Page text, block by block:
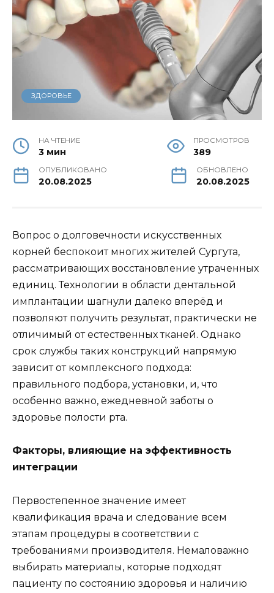
ЗДОРОВЬЕ
НА ЧТЕНИЕ
3 мин
ПРОСМОТРОВ
389
ОПУБЛИКОВАНО
20.08.2025
ОБНОВЛЕНО
20.08.2025
Вопрос о долговечности искусственных
корней беспокоит многих жителей Сургута,
рассматривающих восстановление утраченных
единиц. Технологии в области дентальной
имплантации шагнули далеко вперёд и
позволяют получить результат, практически не
отличимый от естественных тканей. Однако
срок службы таких конструкций напрямую
зависит от комплексного подхода:
правильного подбора, установки, и, что
особенно важно, ежедневной заботы о
здоровье полости рта.
Факторы, влияющие на эффективность
интеграции
Первостепенное значение имеет
квалификация врача и следование всем
этапам процедуры в соответствии с
требованиями производителя. Немаловажно
выбирать материалы, которые подходят
пациенту по состоянию здоровья и наличию